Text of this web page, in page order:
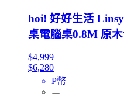
hoi! 好好生活
桌電腦桌0.8M 原
$4,999
$6,280
P幣